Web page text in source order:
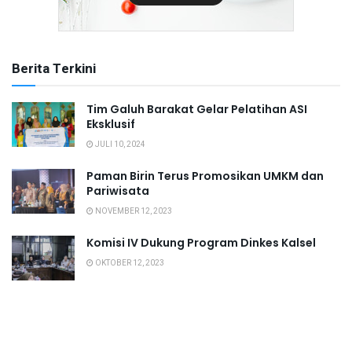
Berita Terkini
Tim Galuh Barakat Gelar Pelatihan ASI
Eksklusif
JULI 10, 2024
Paman Birin Terus Promosikan UMKM dan
Pariwisata
NOVEMBER 12, 2023
Komisi IV Dukung Program Dinkes Kalsel
OKTOBER 12, 2023